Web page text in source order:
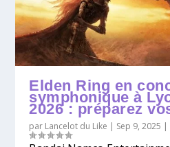
Elden Ring en
symphonique à
2026 : préparez
par Lancelot du Like | Sep 9, 2025 |